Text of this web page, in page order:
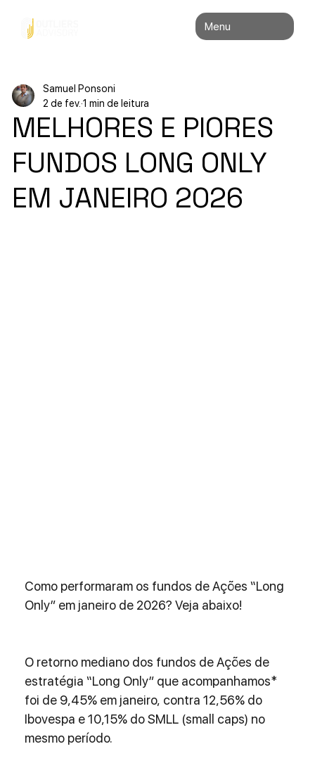
Menu
MELHORES E PIORES
FUNDOS LONG ONLY
EM JANEIRO 2026
Samuel Ponsoni
2 de fev. 1 min de leitura
Como performaram os fundos de Ações “Long
Only” em janeiro de 2026? Veja abaixo!
O retorno mediano dos fundos de Ações de
estratégia “Long Only” que acompanhamos*
foi de 9,45% em janeiro, contra 12,56% do
Ibovespa e 10,15% do SMLL (small caps) no
mesmo período.